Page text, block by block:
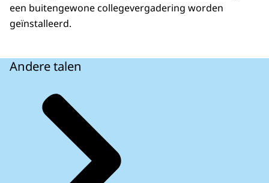
een buitengewone collegevergadering worden
geïnstalleerd.
Andere talen